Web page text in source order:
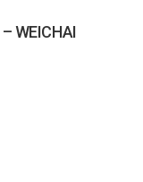
WEICHAI